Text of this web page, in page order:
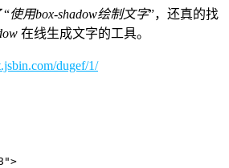
“使用box-shadow绘制文字”，还真的找
在线生成文字的工具。
dugef/1/